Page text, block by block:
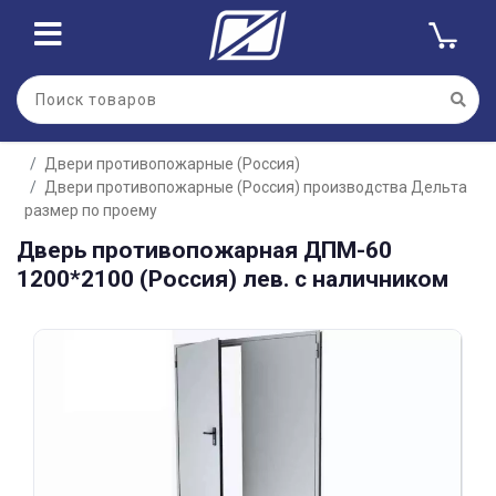
Двери противопожарные (Россия)
Двери противопожарные (Россия) производства Дельта
размер по проему
Дверь противопожарная ДПМ-60
1200*2100 (Россия) лев. с наличником
Для клиентов всех банков
Разбейте
оплатуна части
без переплат
График платежей